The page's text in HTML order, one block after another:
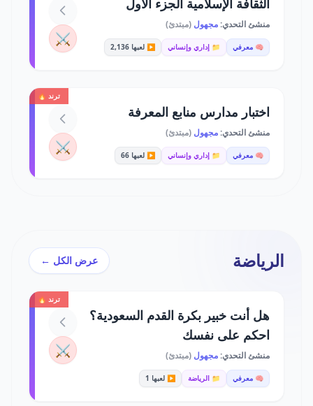
الثقافة الإسلامية الجزء الاول
منشئ التحدي:مجهول (مبتدئ)
🧠 معرفي 📁 إداري وإنساني ▶️ لعبها 2,136 ⚔️
ترند 🔥
اختبار مدارس منابع المعرفة
منشئ التحدي:مجهول (مبتدئ)
🧠 معرفي 📁 إداري وإنساني ▶️ لعبها 66 ⚔️
الرياضة عرض الكل ←
ترند 🔥
هل أنت خبير بكرة القدم السعودية؟
احكم على نفسك
منشئ التحدي:مجهول (مبتدئ)
🧠 معرفي 📁 الرياضة ▶️ لعبها 1
⚔️